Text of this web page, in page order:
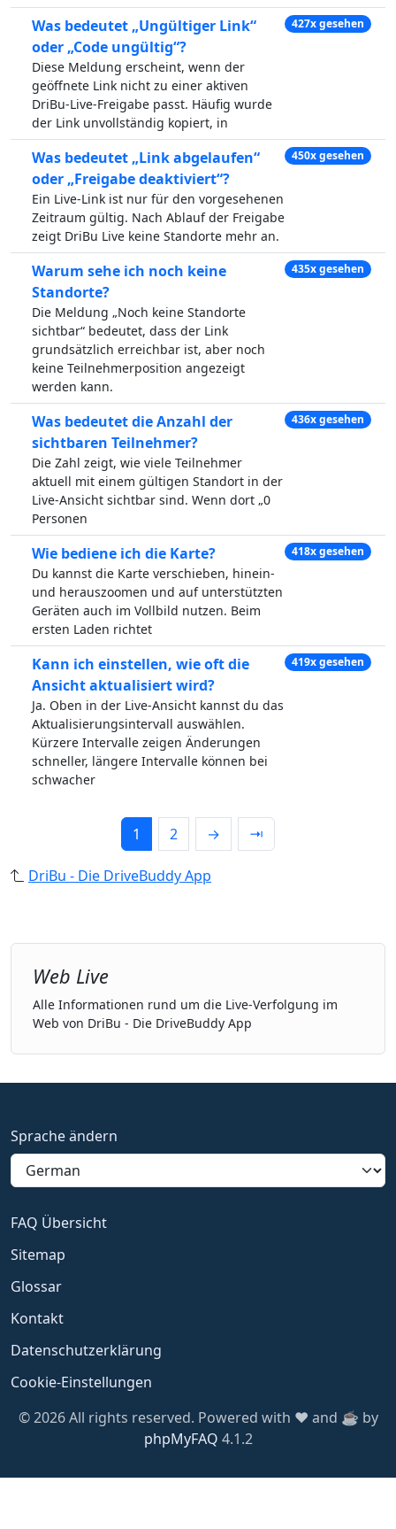
Was bedeutet „Ungültiger Link“
oder „Code ungültig“?
Diese Meldung erscheint, wenn der
geöffnete Link nicht zu einer aktiven
DriBu-Live-Freigabe passt. Häufig wurde
der Link unvollständig kopiert, in
427x gesehen
Was bedeutet „Link abgelaufen“
oder „Freigabe deaktiviert“?
Ein Live-Link ist nur für den vorgesehenen
Zeitraum gültig. Nach Ablauf der Freigabe
zeigt DriBu Live keine Standorte mehr an.
450x gesehen
Warum sehe ich noch keine
Standorte?
Die Meldung „Noch keine Standorte
sichtbar“ bedeutet, dass der Link
grundsätzlich erreichbar ist, aber noch
keine Teilnehmerposition angezeigt
werden kann.
435x gesehen
Was bedeutet die Anzahl der
sichtbaren Teilnehmer?
Die Zahl zeigt, wie viele Teilnehmer
aktuell mit einem gültigen Standort in der
Live-Ansicht sichtbar sind. Wenn dort „0
Personen
436x gesehen
Wie bediene ich die Karte?
Du kannst die Karte verschieben, hinein-
und herauszoomen und auf unterstützten
Geräten auch im Vollbild nutzen. Beim
ersten Laden richtet
418x gesehen
Kann ich einstellen, wie oft die
Ansicht aktualisiert wird?
Ja. Oben in der Live-Ansicht kannst du das
Aktualisierungsintervall auswählen.
Kürzere Intervalle zeigen Änderungen
schneller, längere Intervalle können bei
schwacher
419x gesehen
1 2 → ⇥
DriBu - Die DriveBuddy App
Web Live
Alle Informationen rund um die Live-Verfolgung im
Web von DriBu - Die DriveBuddy App
Sprache ändern
FAQ Übersicht
Sitemap
Glossar
Kontakt
Datenschutzerklärung
Cookie-Einstellungen
© 2026 All rights reserved. Powered with ❤️ and ☕️ by
phpMyFAQ 4.1.2